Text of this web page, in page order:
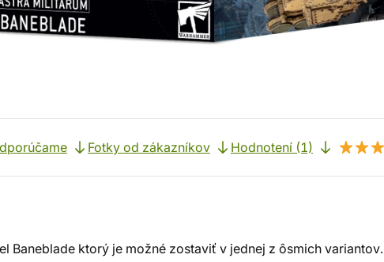
Fotky od zákazníkov Hodnotení (1)
Baneblade ktorý je možné zostaviť v jednej z ôsmich variantov.